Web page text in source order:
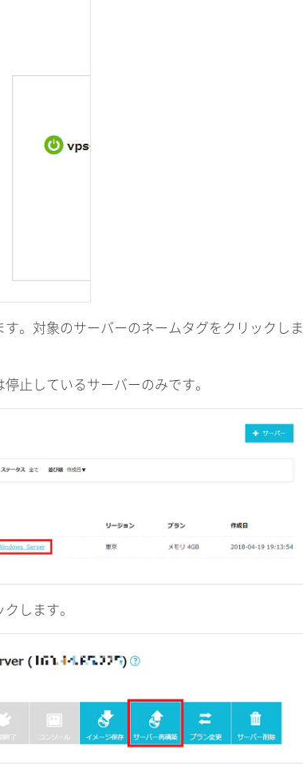
。対象のサーバーのネームタグをクリックしま
止しているサーバーのみです。
します。